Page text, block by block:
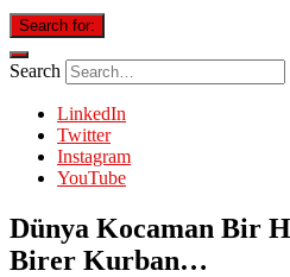
Search for:
Search
LinkedIn
Twitter
Instagram
YouTube
Dünya Kocaman Bir
Birer Kurban…